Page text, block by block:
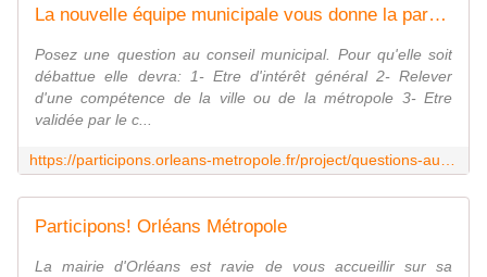
La nouvelle équipe municipale vous donne la parole! du projet Questions au conseil municipal
Posez une question au conseil municipal. Pour qu'elle soit
débattue elle devra: 1- Etre d'intérêt général 2- Relever
d'une compétence de la ville ou de la métropole 3- Etre
validée par le c...
https://participons.orleans-metropole.fr/project/questions-au-conseil-municipal/presentation/presentation
Participons! Orléans Métropole
La mairie d'Orléans est ravie de vous accueillir sur sa